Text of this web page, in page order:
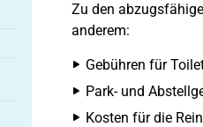
Zu den
anderem:
Gebühren für
Park- und
Kosten für die